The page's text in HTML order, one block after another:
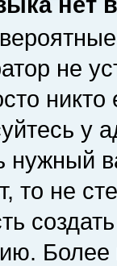
не
у
нужный
то не